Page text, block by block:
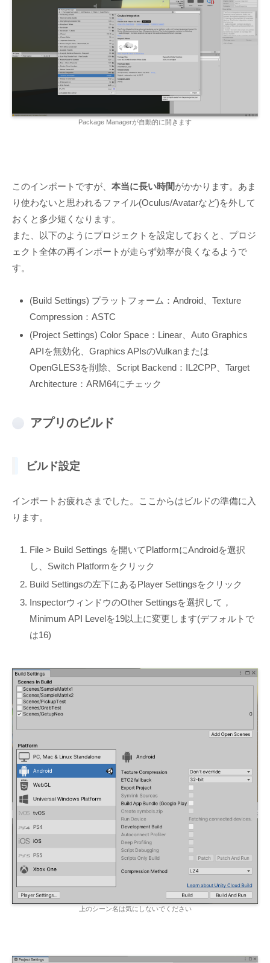
Package Managerが自動的に開きます
このインポートですが、 本当に長い時間がかかります。あま
り使わないと思われるファイル(Oculus/Avatarなど)を外して
おくと多少短くなります。
また、以下のようにプロジェクトを設定しておくと、プロジ
ェクト全体の再インポートが走らず効率が良くなるようで
す。
(Build Settings) プラットフォーム：Android、Texture
Compression：ASTC
(Project Settings) Color Space：Linear、Auto Graphics
APIを無効化、Graphics APIsのVulkanまたは
OpenGLES3を削除、Script Backend：IL2CPP、Target
Architecture：ARM64にチェック
アプリのビルド
ビルド設定
インポートお疲れさまでした。ここからはビルドの準備に入
ります。
File > Build Settings を開いてPlatformにAndroidを選択
し、Switch Platformをクリック
Build Settingsの左下にあるPlayer Settingsをクリック
InspectorウィンドウのOther Settingsを選択して，
Minimum API Levelを19以上に変更します(デフォルトで
は16)
上のシーン名は気にしないでください